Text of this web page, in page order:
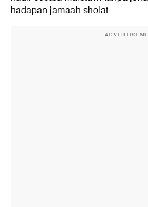
hadapan jamaah sholat.